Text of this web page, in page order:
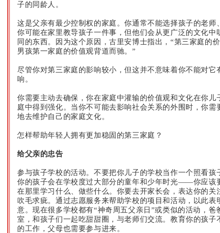
子的同龄人。
这是父亲有最少控制权的家庭。你通常不能选择孩子的老师
你可能在家里教导孩子一件事，但他们会从更广泛的文化中
同的东西。因为这个原因，古里安博士指出，“第三家庭的
男孩第一家庭的价值观背道而驰。”
尽管你对第三家庭的影响较小，但这并不意味着你不能对它
响。
你需要主动去确保，你在家庭中灌输的价值观和文化在你儿
庭中得到强化。当你不可能去影响社会关系的外围时，你需
地去维护自己的家庭文化。
怎样帮助年轻人拥有更加稳固的第三家庭？
给父亲的忠告
参与孩子学校的活动。不要把你儿子的学校当作一个照看孩
你的孩子会在学校度过大部分的童年和少年时光——你应该
在那里学习什么、做些什么。你要去开家长会，表达你的关
吹毛求疵。通过志愿服务来帮助学校的项目和活动，以此表
意。现在很多学校都有“神奇周五父亲日”或类似的活动，爸
室，和孩子们一起吃甜甜圈，与老师们交流。教育你的孩子
的工作，父母也需要参与进来。